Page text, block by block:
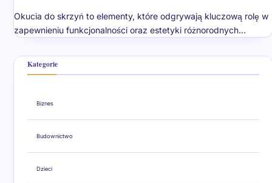
Okucia do skrzyń to elementy, które odgrywają kluczową rolę w
zapewnieniu funkcjonalności oraz estetyki różnorodnych…
Kategorie
Biznes
Budownictwo
Dzieci